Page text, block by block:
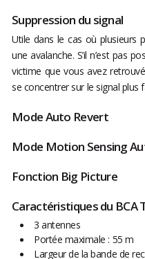
Suppression du signal
Utile dans le cas où plusieurs
une avalanche. S’il n’est pas
victime que vous avez
se concentrer sur le signal plus
Mode Auto Revert
Mode Motion Sensing
Fonction Big Picture
Caractéristiques du BCA
3 antennes
Portée maximale : 55 m
Largeur de la bande de